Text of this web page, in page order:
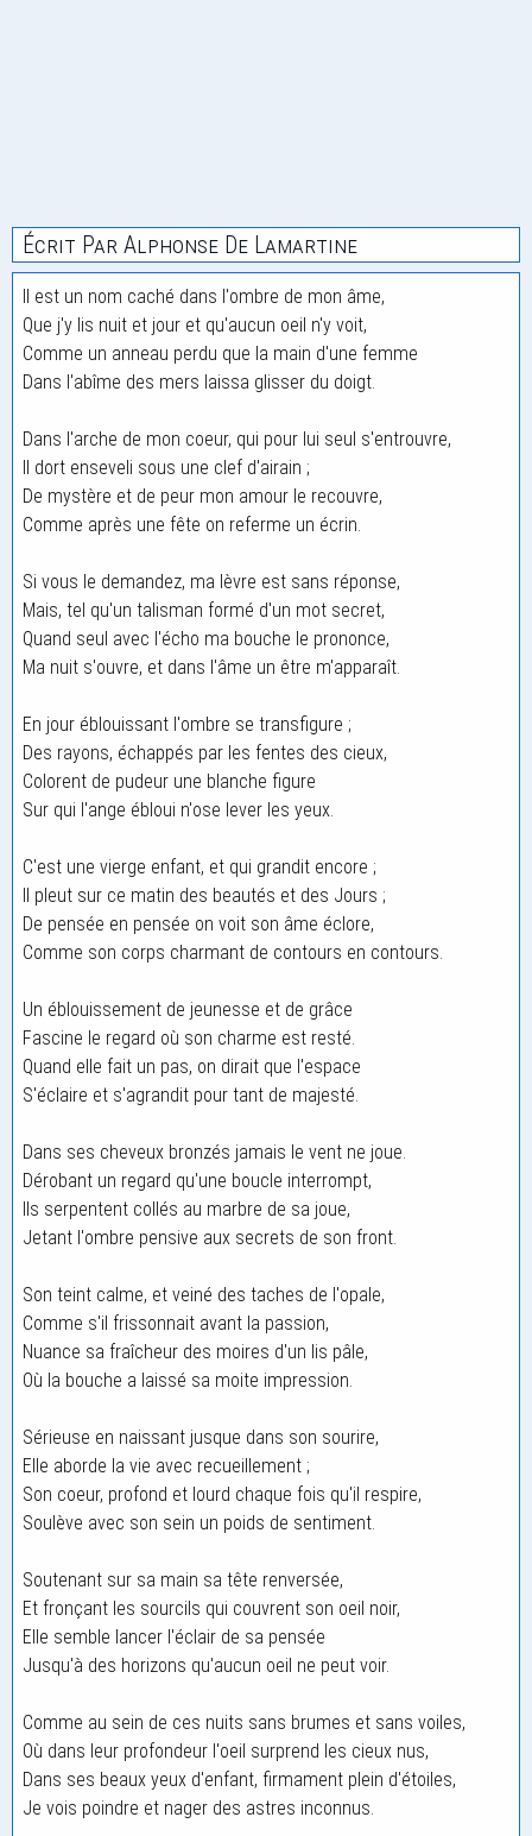
Écrit Par Alphonse De Lamartine
Il est un nom caché dans l'ombre de mon âme,
Que j'y lis nuit et jour et qu'aucun oeil n'y voit,
Comme un anneau perdu que la main d'une femme
Dans l'abîme des mers laissa glisser du doigt.
Dans l'arche de mon coeur, qui pour lui seul s'entrouvre,
Il dort enseveli sous une clef d'airain ;
De mystère et de peur mon amour le recouvre,
Comme après une fête on referme un écrin.
Si vous le demandez, ma lèvre est sans réponse,
Mais, tel qu'un talisman formé d'un mot secret,
Quand seul avec l'écho ma bouche le prononce,
Ma nuit s'ouvre, et dans l'âme un être m'apparaît.
En jour éblouissant l'ombre se transfigure ;
Des rayons, échappés par les fentes des cieux,
Colorent de pudeur une blanche figure
Sur qui l'ange ébloui n'ose lever les yeux.
C'est une vierge enfant, et qui grandit encore ;
Il pleut sur ce matin des beautés et des Jours ;
De pensée en pensée on voit son âme éclore,
Comme son corps charmant de contours en contours.
Un éblouissement de jeunesse et de grâce
Fascine le regard où son charme est resté.
Quand elle fait un pas, on dirait que l'espace
S'éclaire et s'agrandit pour tant de majesté.
Dans ses cheveux bronzés jamais le vent ne joue.
Dérobant un regard qu'une boucle interrompt,
Ils serpentent collés au marbre de sa joue,
Jetant l'ombre pensive aux secrets de son front.
Son teint calme, et veiné des taches de l'opale,
Comme s'il frissonnait avant la passion,
Nuance sa fraîcheur des moires d'un lis pâle,
Où la bouche a laissé sa moite impression.
Sérieuse en naissant jusque dans son sourire,
Elle aborde la vie avec recueillement ;
Son coeur, profond et lourd chaque fois qu'il respire,
Soulève avec son sein un poids de sentiment.
Soutenant sur sa main sa tête renversée,
Et fronçant les sourcils qui couvrent son oeil noir,
Elle semble lancer l'éclair de sa pensée
Jusqu'à des horizons qu'aucun oeil ne peut voir.
Comme au sein de ces nuits sans brumes et sans voiles,
Où dans leur profondeur l'oeil surprend les cieux nus,
Dans ses beaux yeux d'enfant, firmament plein d'étoiles,
Je vois poindre et nager des astres inconnus.